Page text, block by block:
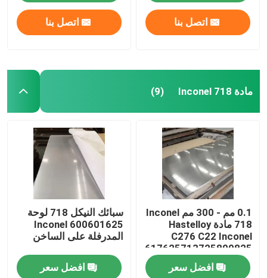
اتصل بنا اتصل بنا
مادة Inconel 718 (9)
0.1 مم - 300 مم Inconel
718 مادة Hastelloy
C276 C22 Inconel
600601617625713725800825
Monel 400 K500
افضل سعر
سبائك النيكل 718 لوحة
Inconel 600601625
المدرفلة على الساخن
افضل سعر